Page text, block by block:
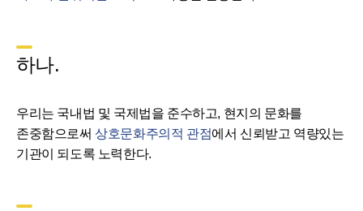
하나.
우리는 국내법 및 국제법을 준수하고, 현지의 문화를
존중함으로써상호문화주의적 관점에서 신뢰받고 역량있는
기관이 되도록 노력한다.